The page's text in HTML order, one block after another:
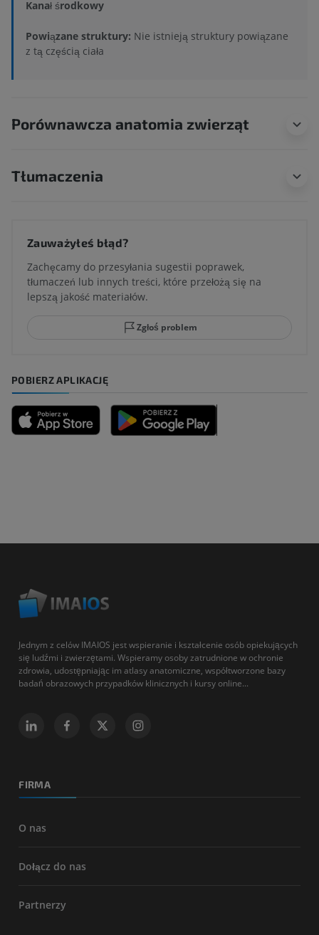
Kanał środkowy
Powiązane struktury: Nie istnieją struktury powiązane
z tą częścią ciała
Porównawcza anatomia zwierząt
Tłumaczenia
Zauważyłeś błąd?
Zachęcamy do przesyłania sugestii poprawek,
tłumaczeń lub innych treści, które przełożą się na
lepszą jakość materiałów.
Zgłoś problem
POBIERZ APLIKACJĘ
Jednym z celów IMAIOS jest wspieranie i kształcenie osób opiekujących
się ludźmi i zwierzętami. Wspieramy osoby zatrudnione w ochronie
zdrowia, udostępniając im atlasy anatomiczne, współtworzone bazy
badań obrazowych przypadków klinicznych i kursy online...
FIRMA
O nas
Dołącz do nas
Partnerzy